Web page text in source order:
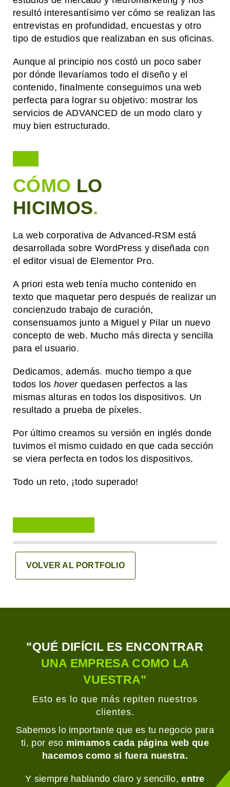
resultó interesantísimo ver cómo se realizan las
entrevistas en profundidad, encuestas y otro
tipo de estudios que realizaban en sus oficinas.
Aunque al principio nos costó un poco saber
por dónde llevaríamos todo el diseño y el
contenido, finalmente conseguimos una web
perfecta para lograr su objetivo: mostrar los
servicios de ADVANCED de un modo claro y
muy bien estructurado.
CÓMO LO
HICIMOS.
La web corporativa de Advanced-RSM está
desarrollada sobre WordPress y diseñada con
el editor visual de Elementor Pro.
A priori esta web tenía mucho contenido en
texto que maquetar pero después de realizar un
concienzudo trabajo de curación,
consensuamos junto a Miguel y Pilar un nuevo
concepto de web. Mucho más directa y sencilla
para el usuario.
Dedicamos, además. mucho tiempo a que
todos loshover quedasen perfectos a las
mismas alturas en todos los dispositivos. Un
resultado a prueba de píxeles.
Por último creamos su versión en inglés donde
tuvimos el mismo cuidado en que cada sección
se viera perfecta en todos los dispositivos.
Todo un reto, ¡todo superado!
VOLVER AL PORTFOLIO
"QUÉ DIFÍCIL ES ENCONTRAR
UNA EMPRESA COMO LA
VUESTRA"
Esto es lo que más repiten nuestros
clientes.
Sabemos lo importante que es tu negocio para
ti, por eso mimamos cada página web que
hacemos como si fuera nuestra.
Y siempre hablando claro y sencillo,entre